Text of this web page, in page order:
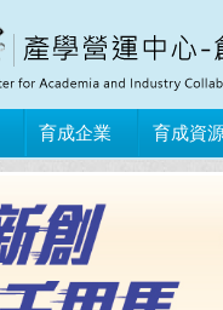
育成企業 育成資